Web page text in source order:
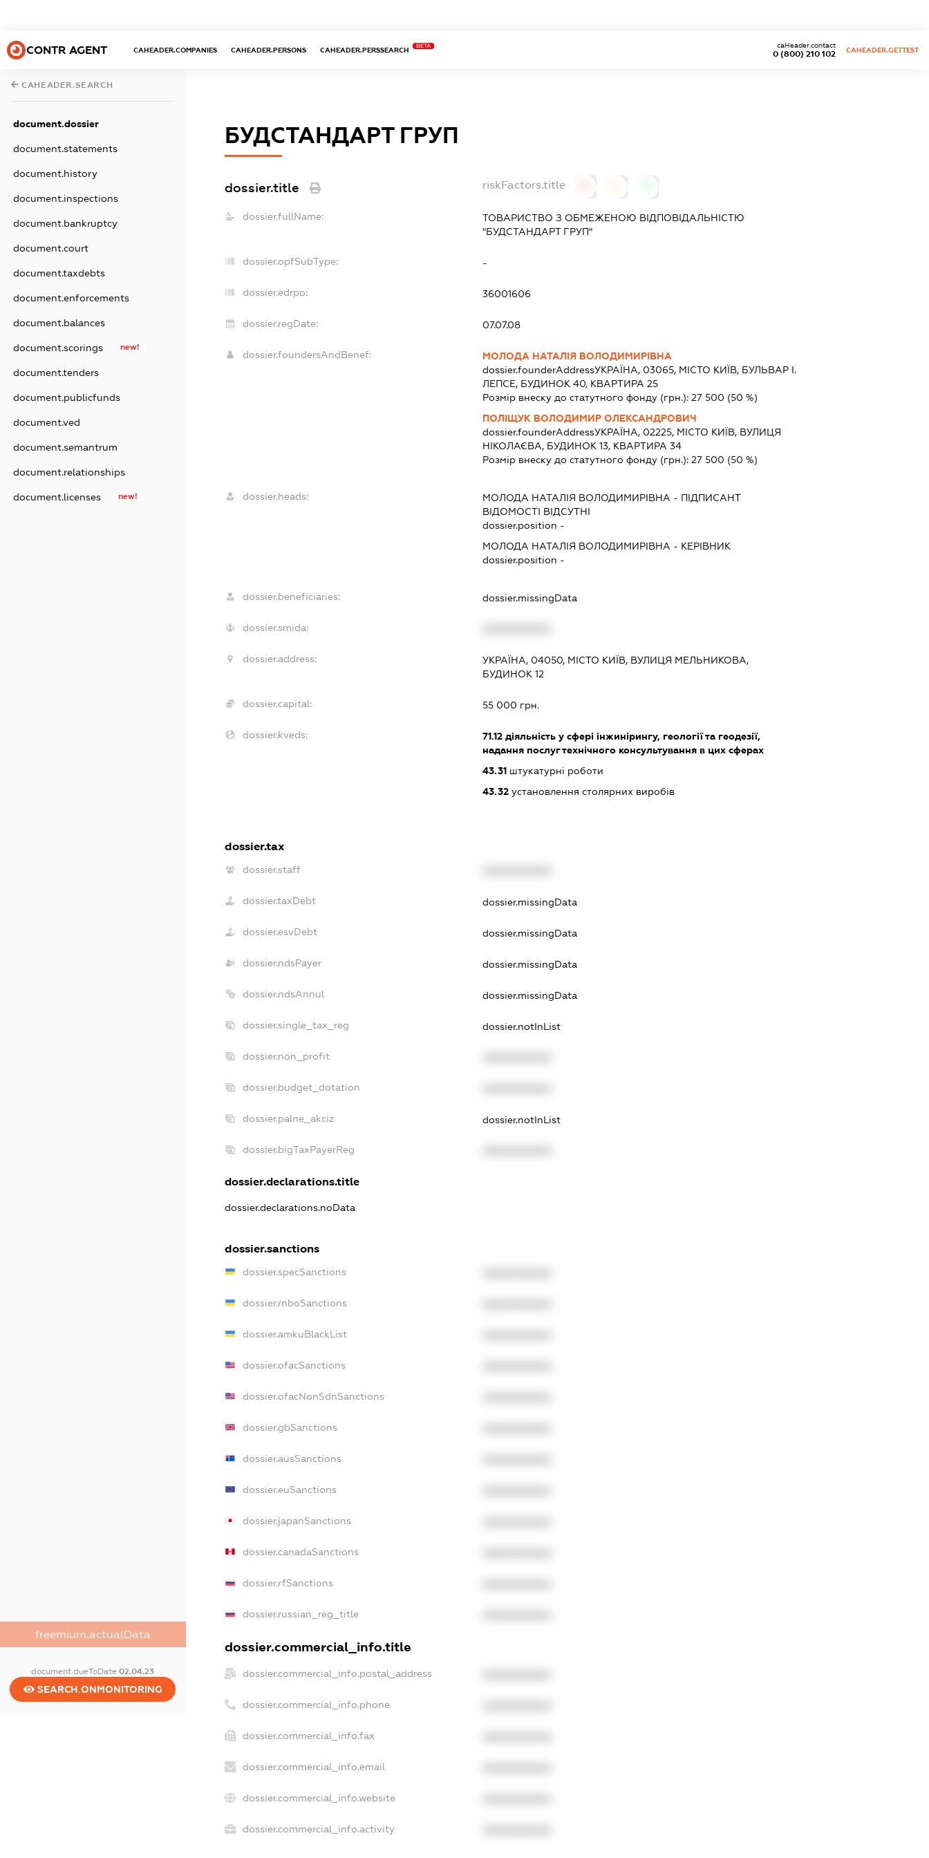
CONTR AGENT CAHEADER.COMPANIES CAHEADER.PERSONS CAHEADER.PERSSEARCH
BETA
0 (800) 210 102
caHeader.contact
CAHEADER.GETTEST
CAHEADER.SEARCH
document.dossier
document.statements
document.history
document.inspections
document.bankruptcy
document.court
document.taxdebts
document.enforcements
document.balances
document.scorings new!
document.tenders
document.publicfunds
document.ved
document.semantrum
document.relationships
document.licenses new!
freemium.actualData
document.dueToDate02.04.23
SEARCH.ONMONITORING
БУДСТАНДАРТ ГРУП
dossier.title riskFactors.title
dossier.fullName:
ТОВАРИСТВО З ОБМЕЖЕНОЮ ВІДПОВІДАЛЬНІСТЮ
"БУДСТАНДАРТ ГРУП"
dossier.opfSubType: -
dossier.edrpo: 36001606
dossier.regDate: 07.07.08
dossier.foundersAndBenef:
МОЛОДА НАТАЛІЯ ВОЛОДИМИРІВНА
dossier.founderAddressУКРАЇНА, 03065, МІСТО КИЇВ, БУЛЬВАР І.
ЛЕПСЕ, БУДИНОК 40, КВАРТИРА 25
Розмір внеску до статутного фонду (грн.): 27 500 (50 %)
ПОЛІЩУК ВОЛОДИМИР ОЛЕКСАНДРОВИЧ
dossier.founderAddressУКРАЇНА, 02225, МІСТО КИЇВ, ВУЛИЦЯ
НІКОЛАЄВА, БУДИНОК 13, КВАРТИРА 34
Розмір внеску до статутного фонду (грн.): 27 500 (50 %)
dossier.heads: МОЛОДА НАТАЛІЯ ВОЛОДИМИРІВНА - ПІДПИСАНТ
ВІДОМОСТІ ВІДСУТНІ
dossier.position -
МОЛОДА НАТАЛІЯ ВОЛОДИМИРІВНА - КЕРІВНИК
dossier.position -
dossier.beneficiaries: dossier.missingData
dossier.smida:
dossier.address:
УКРАЇНА, 04050, МІСТО КИЇВ, ВУЛИЦЯ МЕЛЬНИКОВА,
БУДИНОК 12
dossier.capital: 55 000 грн.
dossier.kveds: 71.12діяльність у сфері інжинірингу, геології та геодезії,
надання послуг технічного консультування в цих сферах
43.31штукатурні роботи
43.32установлення столярних виробів
dossier.tax
dossier.staff
dossier.taxDebt dossier.missingData
dossier.esvDebt dossier.missingData
dossier.ndsPayer dossier.missingData
dossier.ndsAnnul dossier.missingData
dossier.single_tax_reg dossier.notInList
dossier.non_profit
dossier.budget_dotation
dossier.palne_akciz dossier.notInList
dossier.bigTaxPayerReg
dossier.declarations.title
dossier.declarations.noData
dossier.sanctions
dossier.specSanctions
dossier.rnboSanctions
dossier.amkuBlackList
dossier.ofacSanctions
dossier.ofacNonSdnSanctions
dossier.gbSanctions
dossier.ausSanctions
dossier.euSanctions
dossier.japanSanctions
dossier.canadaSanctions
dossier.rfSanctions
dossier.russian_reg_title
dossier.commercial_info.title
dossier.commercial_info.postal_address
dossier.commercial_info.phone
dossier.commercial_info.fax
dossier.commercial_info.email
dossier.commercial_info.website
dossier.commercial_info.activity